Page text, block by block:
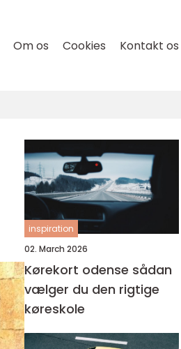
Om os Cookies Kontakt os
inspiration
02. March 2026
Kørekort odense sådan
vælger du den rigtige
køreskole